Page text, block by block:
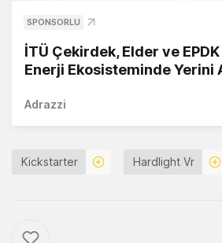
SPONSORLU
İTÜ Çekirdek, Elder ve
Enerji Ekosisteminde Yerini
Adrazzi
Kickstarter Hardlight Vr